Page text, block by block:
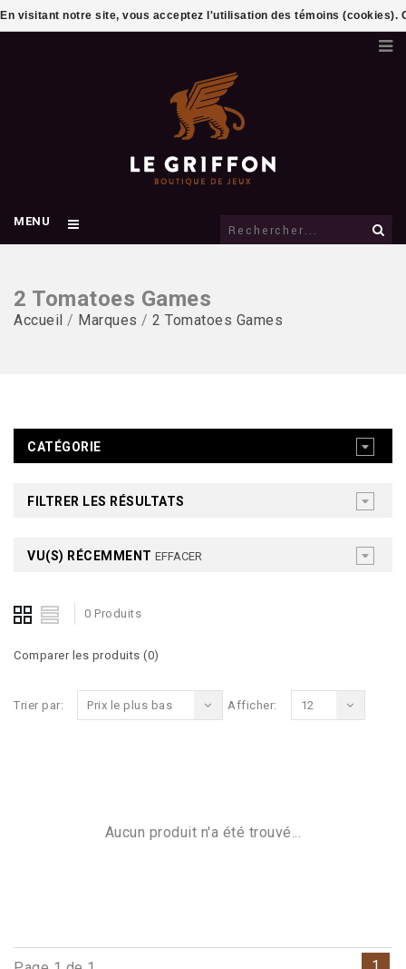
MENU
2 Tomatoes Games
Accueil / Marques / 2 Tomatoes Games
CATÉGORIE
FILTRER LES RÉSULTATS
VU(S) RÉCEMMENT EFFACER
0 Produits
Comparer les produits (0)
Trier par: Prix le plus bas Afficher: 12
Aucun produit n'a été trouvé...
En visitant notre site, vous acceptez l'utilisation des témoins